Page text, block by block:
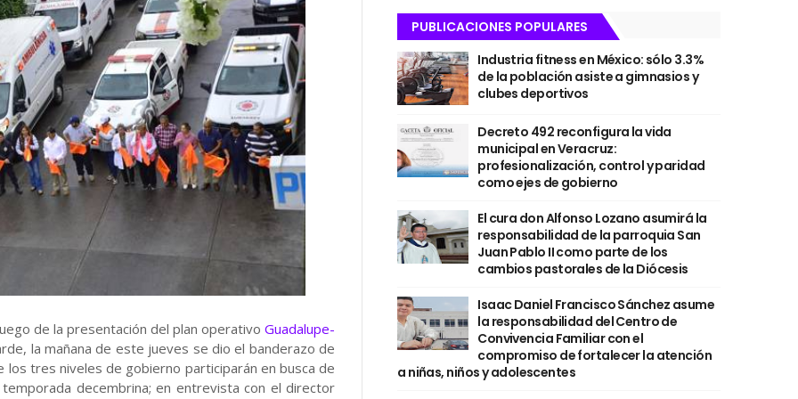
de la presentación del plan operativoGuadalupe-
la mañana de este jueves se dio el banderazo de
tres niveles de gobierno participarán en busca de
decembrina; en entrevista con el director
PUBLICACIONES POPULARES
Industria fitness en México: sólo 3.3%
de la población asiste a gimnasios y
clubes deportivos
Decreto 492 reconfigura la vida
municipal en Veracruz:
profesionalización, control y paridad
como ejes de gobierno
El cura don Alfonso Lozano asumirá la
responsabilidad de la parroquia San
Juan Pablo II como parte de los
cambios pastorales de la Diócesis
Isaac Daniel Francisco Sánchez asume
la responsabilidad del Centro de
Convivencia Familiar con el
compromiso de fortalecer la atención
a niñas, niños y adolescentes